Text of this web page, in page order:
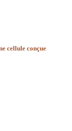
cellule conçue